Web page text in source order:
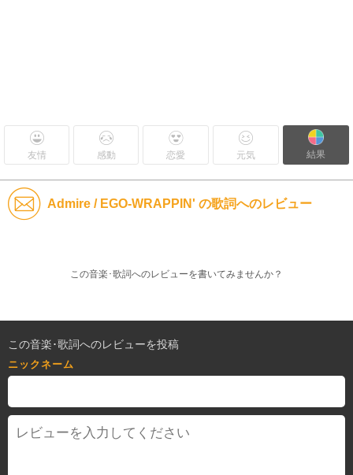
友情 感動 恋愛 元気 結果
Admire / EGO-WRAPPIN' の歌詞へのレビュー
この音楽･歌詞へのレビューを書いてみませんか？
この音楽･歌詞へのレビューを投稿
ニックネーム